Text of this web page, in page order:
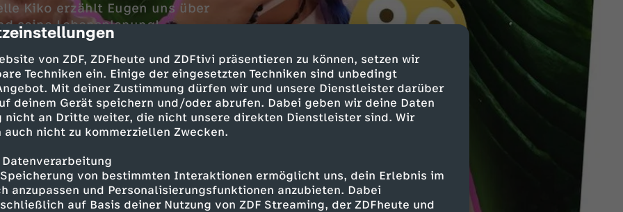
von ZDF, ZDFheute und ZDFtivi präsentieren zu können, setzen wir
Techniken ein. Einige der eingesetzten Techniken sind unbedingt
Mit deiner Zustimmung dürfen wir und unsere Dienstleister darüber
deinem Gerät speichern und/oder abrufen. Dabei geben wir deine Daten
nicht an Dritte weiter, die nicht unsere direkten Dienstleister sind. Wir
nicht zu kommerziellen Zwecken.
von bestimmten Interaktionen ermöglicht uns, dein Erlebnis im
anzupassen und Personalisierungsfunktionen anzubieten. Dabei
auf Basis deiner Nutzung von ZDF Streaming, der ZDFheute und
Kiko erzählt Eugen uns über
seine Lebensplanung!